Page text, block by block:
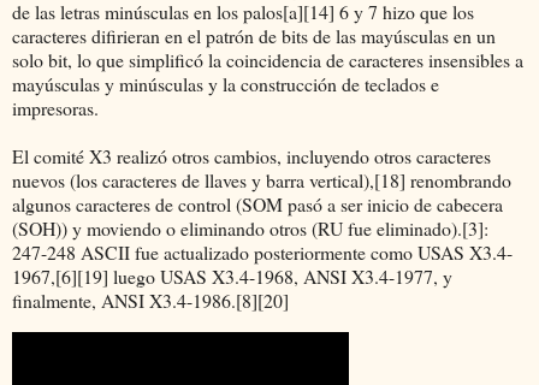
de las letras minúsculas en los palos[a][14] 6 y 7 hizo que los
caracteres difirieran en el patrón de bits de las mayúsculas en un
solo bit, lo que simplificó la coincidencia de caracteres insensibles a
mayúsculas y minúsculas y la construcción de teclados e
impresoras.
El comité X3 realizó otros cambios, incluyendo otros caracteres
nuevos (los caracteres de llaves y barra vertical),[18] renombrando
algunos caracteres de control (SOM pasó a ser inicio de cabecera
(SOH)) y moviendo o eliminando otros (RU fue eliminado).[3]:
247-248 ASCII fue actualizado posteriormente como USAS X3.4-
1967,[6][19] luego USAS X3.4-1968, ANSI X3.4-1977, y
finalmente, ANSI X3.4-1986.[8][20]